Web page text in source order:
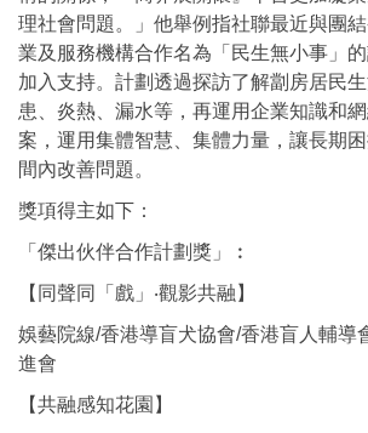
理社會問題。」他舉例指社聯最近與團
業及服務機構合作名為「民生無小事」
加入支持。計劃透過探訪了解劏房居民
患、炎熱、漏水等，再運用企業知識和
案，運用集體智慧、集體力量，讓長期
間內改善問題。
獎項得主如下：
「傑出伙伴合作計劃獎」︰
【同聲同「戲」‧觀影共融】
娛藝院線/香港導盲犬協會/香港盲人輔導
進會
【共融感知花園】